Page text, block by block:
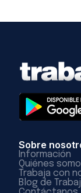
Sobre
Información
Quiénes
Trabaja con
Blog de